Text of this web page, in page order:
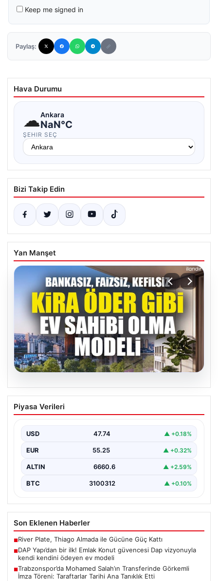
Keep me signed in
Paylaş:
Hava Durumu
☁Ankara
NaN°C
ŞEHIR SEÇ
Bizi Takip Edin
Yan Manşet
07.08.2026
DAP Yapı’dan bir ilk! Emlak Konut
güvencesi Dap vizyonuyla kendi
{"title": "DAP Yapı’dan Bir İlk: Güvence ve Vizyonla Kendi
Piyasa Verileri
USD 47.74 ▲ +0.18%
EUR 55.25 ▲ +0.32%
ALTIN 6660.6 ▲ +2.59%
BTC 3100312 ▲ +0.10%
Son Eklenen Haberler
■River Plate, Thiago Almada ile Gücüne Güç Kattı
■DAP Yapı’dan bir ilk! Emlak Konut güvencesi Dap vizyonuyla
kendi kendini ödeyen ev modeli
■Trabzonspor’da Mohamed Salah’ın Transferinde Görkemli
İmza Töreni: Taraftarlar Tarihi Ana Tanıklık Etti